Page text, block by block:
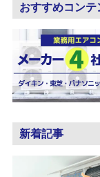
おすすめコンテ
新着記事